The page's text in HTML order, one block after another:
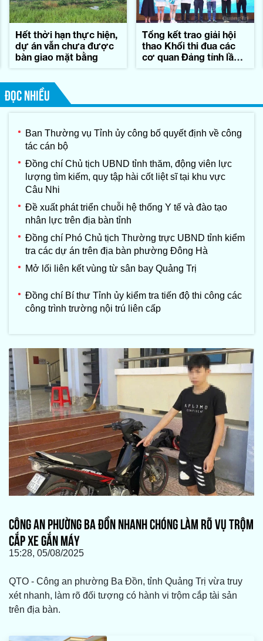
Hết thời hạn thực hiện,
dự án vẫn chưa được
bàn giao mặt bằng
Tổng kết trao giải hội
thao Khối thi đua các
cơ quan Đảng tỉnh lần
ĐỌC NHIỀU
Ban Thường vụ Tỉnh ủy công bố quyết định về công
tác cán bộ
Đồng chí Chủ tịch UBND tỉnh thăm, động viên lực
lượng tìm kiếm, quy tập hài cốt liệt sĩ tại khu vực
Câu Nhi
Đề xuất phát triển chuỗi hệ thống Y tế và đào tạo
nhân lực trên địa bàn tỉnh
Đồng chí Phó Chủ tịch Thường trực UBND tỉnh kiểm
tra các dự án trên địa bàn phường Đông Hà
Mở lối liên kết vùng từ sân bay Quảng Trị
Đồng chí Bí thư Tỉnh ủy kiểm tra tiến độ thi công các
công trình trường nội trú liên cấp
CÔNG AN PHƯỜNG BA ĐỒN NHANH CHÓNG LÀM RÕ VỤ TRỘM
CẮP XE GẮN MÁY
15:28, 05/08/2025
QTO - Công an phường Ba Đồn, tỉnh Quảng Trị vừa truy
xét nhanh, làm rõ đối tượng có hành vi trộm cắp tài sản
trên địa bàn.